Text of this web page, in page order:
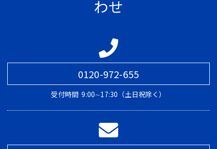
わせ
0120-972-655
受付時間 9:00∼17:30（土日祝除く）